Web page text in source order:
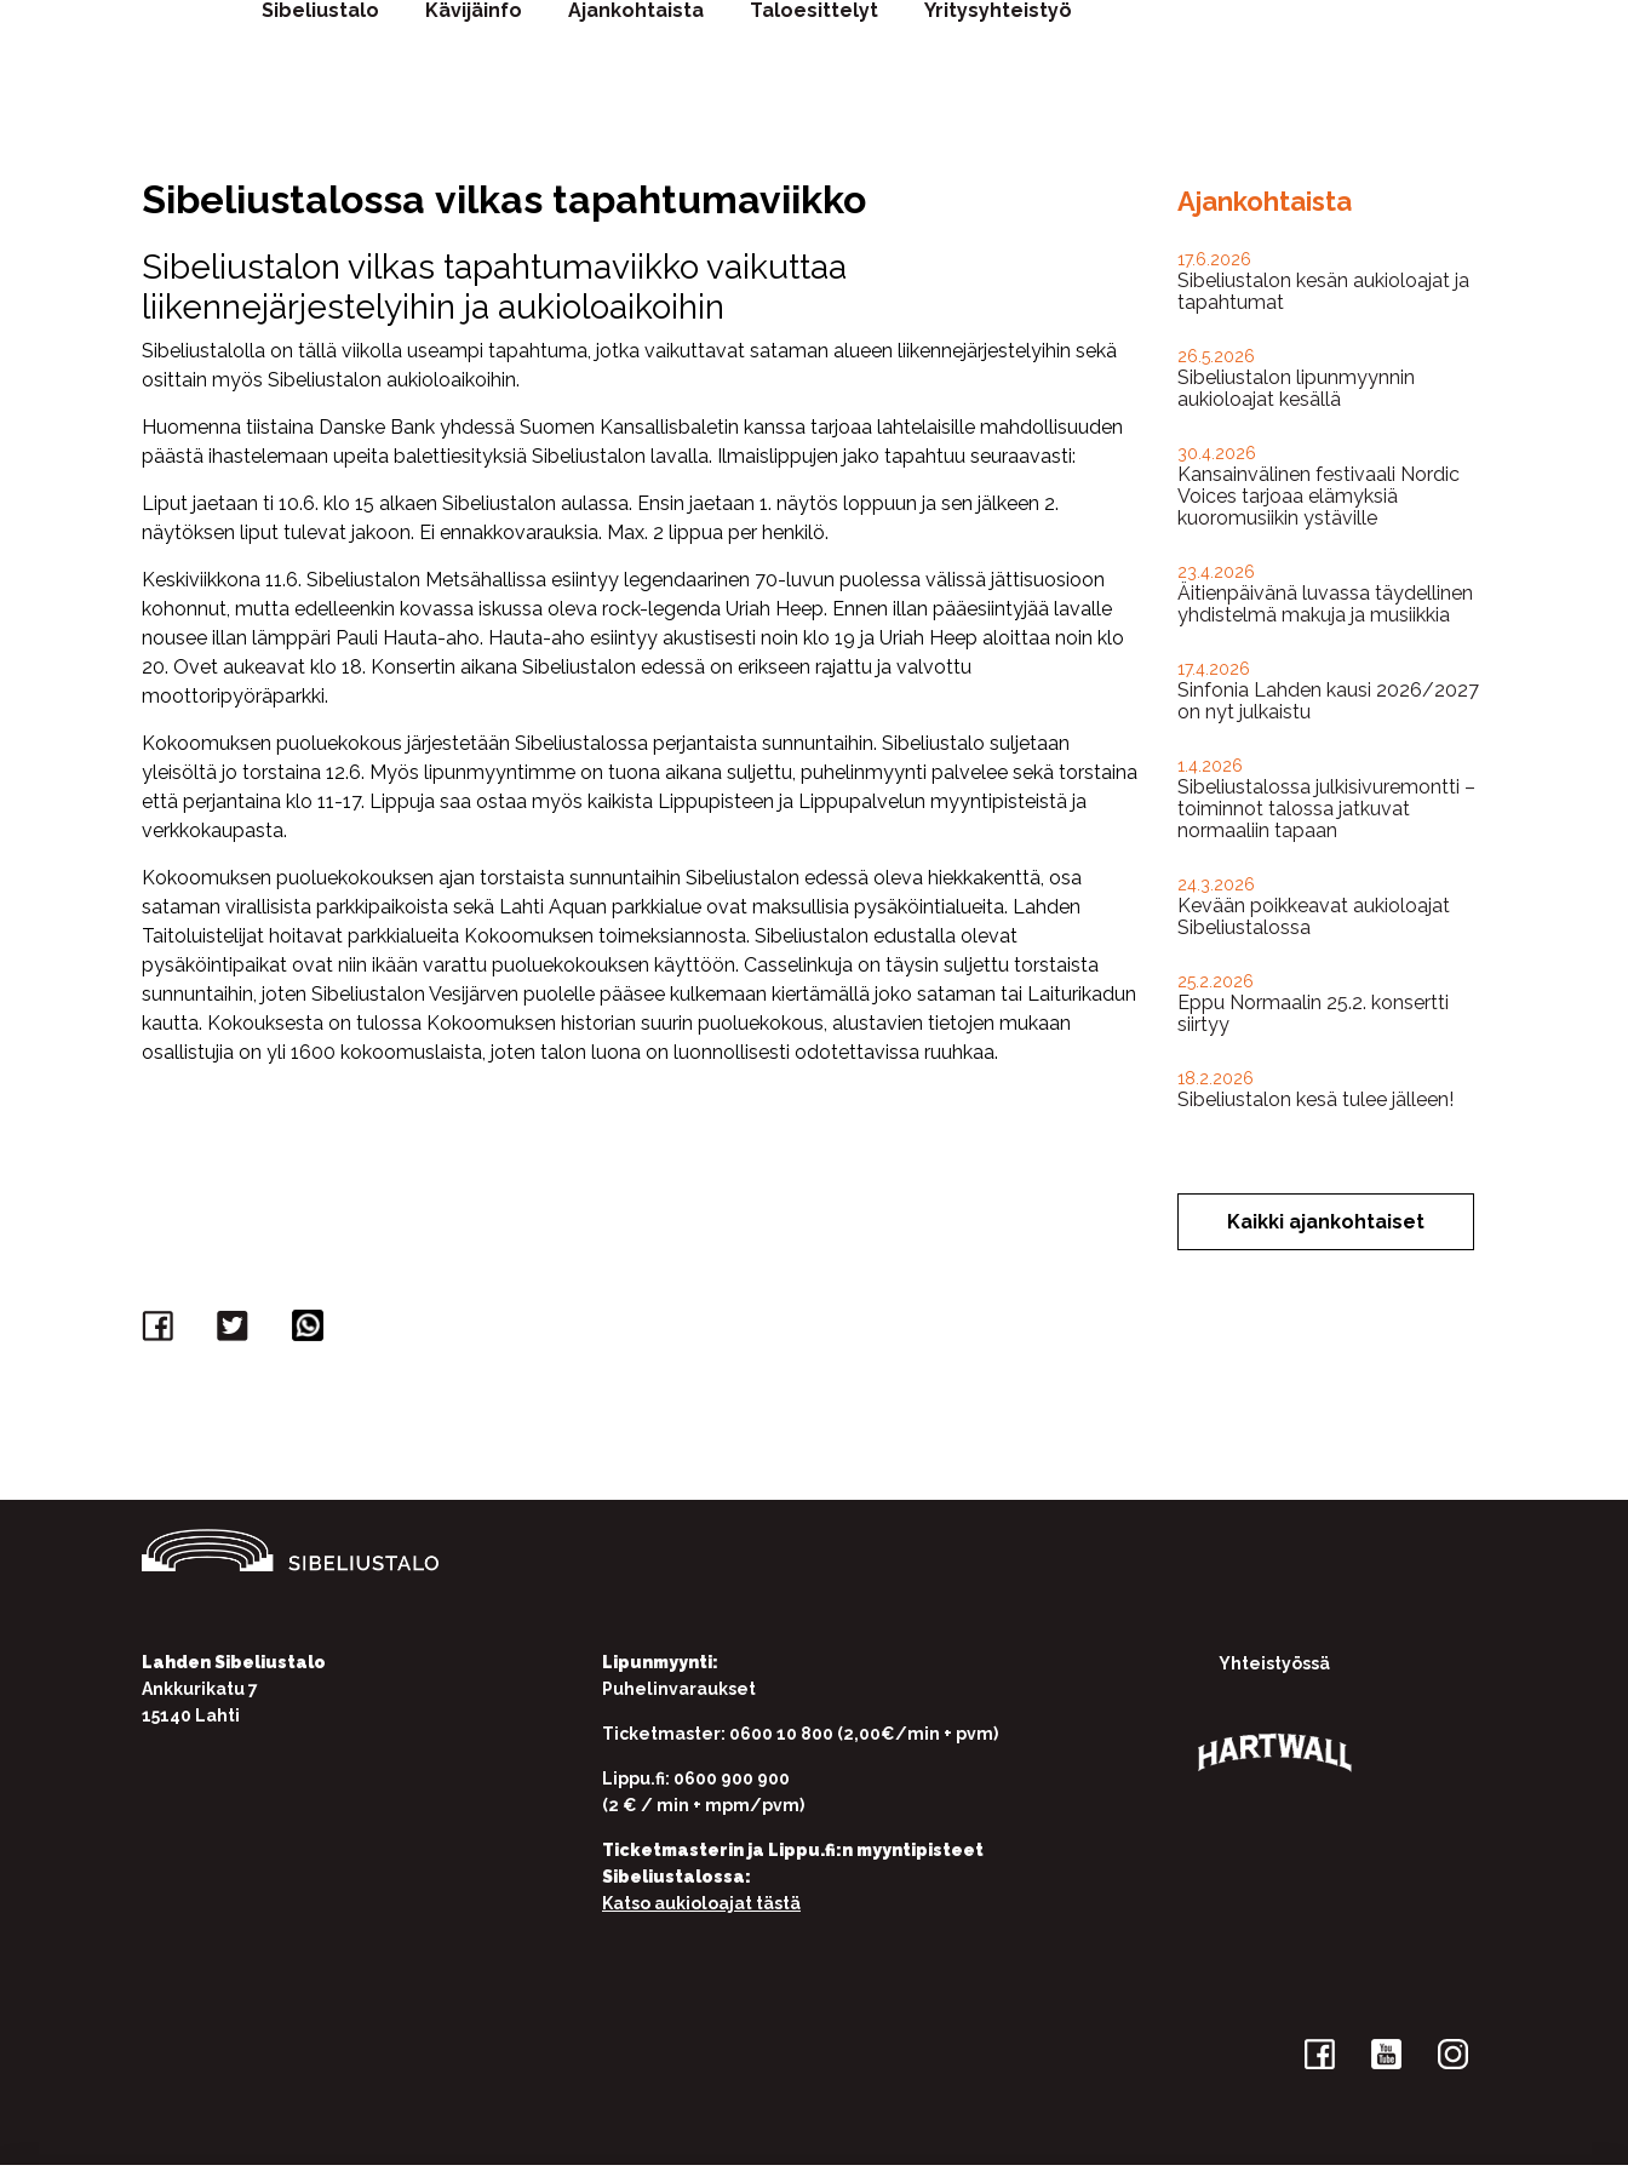
Sibeliustalo Kävijäinfo Ajankohtaista Taloesittelyt Yritysyhteistyö
Sibeliustalossa vilkas tapahtumaviikko
Sibeliustalon vilkas tapahtumaviikko vaikuttaa
liikennejärjestelyihin ja aukioloaikoihin
Sibeliustalolla on tällä viikolla useampi tapahtuma, jotka vaikuttavat sataman alueen liikennejärjestelyihin sekä
osittain myös Sibeliustalon aukioloaikoihin.
Huomenna tiistaina Danske Bank yhdessä Suomen Kansallisbaletin kanssa tarjoaa lahtelaisille mahdollisuuden
päästä ihastelemaan upeita balettiesityksiä Sibeliustalon lavalla. Ilmaislippujen jako tapahtuu seuraavasti:
Liput jaetaan ti 10.6. klo 15 alkaen Sibeliustalon aulassa. Ensin jaetaan 1. näytös loppuun ja sen jälkeen 2.
näytöksen liput tulevat jakoon. Ei ennakkovarauksia. Max. 2 lippua per henkilö.
Keskiviikkona 11.6. Sibeliustalon Metsähallissa esiintyy legendaarinen 70-luvun puolessa välissä jättisuosioon
kohonnut, mutta edelleenkin kovassa iskussa oleva rock-legenda Uriah Heep. Ennen illan pääesiintyjää lavalle
nousee illan lämppäri Pauli Hauta-aho. Hauta-aho esiintyy akustisesti noin klo 19 ja Uriah Heep aloittaa noin klo
20. Ovet aukeavat klo 18. Konsertin aikana Sibeliustalon edessä on erikseen rajattu ja valvottu
moottoripyöräparkki.
Kokoomuksen puoluekokous järjestetään Sibeliustalossa perjantaista sunnuntaihin. Sibeliustalo suljetaan
yleisöltä jo torstaina 12.6. Myös lipunmyyntimme on tuona aikana suljettu, puhelinmyynti palvelee sekä torstaina
että perjantaina klo 11-17. Lippuja saa ostaa myös kaikista Lippupisteen ja Lippupalvelun myyntipisteistä ja
verkkokaupasta.
Kokoomuksen puoluekokouksen ajan torstaista sunnuntaihin Sibeliustalon edessä oleva hiekkakenttä, osa
sataman virallisista parkkipaikoista sekä Lahti Aquan parkkialue ovat maksullisia pysäköintialueita. Lahden
Taitoluistelijat hoitavat parkkialueita Kokoomuksen toimeksiannosta. Sibeliustalon edustalla olevat
pysäköintipaikat ovat niin ikään varattu puoluekokouksen käyttöön. Casselinkuja on täysin suljettu torstaista
sunnuntaihin, joten Sibeliustalon Vesijärven puolelle pääsee kulkemaan kiertämällä joko sataman tai Laiturikadun
kautta. Kokouksesta on tulossa Kokoomuksen historian suurin puoluekokous, alustavien tietojen mukaan
osallistujia on yli 1600 kokoomuslaista, joten talon luona on luonnollisesti odotettavissa ruuhkaa.
Ajankohtaista
17.6.2026
Sibeliustalon kesän aukioloajat ja
tapahtumat
26.5.2026
Sibeliustalon lipunmyynnin
aukioloajat kesällä
30.4.2026
Kansainvälinen festivaali Nordic
Voices tarjoaa elämyksiä
kuoromusiikin ystäville
23.4.2026
Äitienpäivänä luvassa täydellinen
yhdistelmä makuja ja musiikkia
17.4.2026
Sinfonia Lahden kausi 2026/2027
on nyt julkaistu
1.4.2026
Sibeliustalossa julkisivuremontti –
toiminnot talossa jatkuvat
normaaliin tapaan
24.3.2026
Kevään poikkeavat aukioloajat
Sibeliustalossa
25.2.2026
Eppu Normaalin 25.2. konsertti
siirtyy
18.2.2026
Sibeliustalon kesä tulee jälleen!
Kaikki ajankohtaiset
Facebook
Twitter
Lahden Sibeliustalo
Ankkurikatu 7
15140 Lahti
Lipunmyynti:
Puhelinvaraukset
Ticketmaster: 0600 10 800 (2,00€/min + pvm)
Lippu.fi: 0600 900 900
(2 € / min + mpm/pvm)
Ticketmasterin ja Lippu.fi:n myyntipisteet
Sibeliustalossa:
Katso aukioloajat tästä
Yhteistyössä